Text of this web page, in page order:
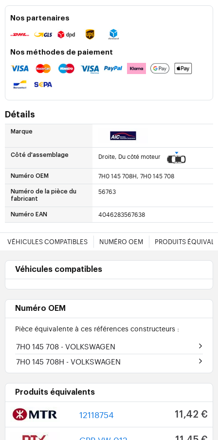
Nos partenaires
Nos méthodes de paiement
Détails
Marque
Côté d'assemblage Droite, Du côté moteur
Numéro OEM 7H0 145 708H, 7H0 145 708
Numéro de la pièce du
fabricant
56763
Numéro EAN 4046283567638
VÉHICULES COMPATIBLES NUMÉRO OEM PRODUITS
Véhicules compatibles
Numéro OEM
Pièce équivalente à ces références constructeurs :
7H0 145 708 - VOLKSWAGEN
7H0 145 708H - VOLKSWAGEN
Produits équivalents
12118754 11,42 €